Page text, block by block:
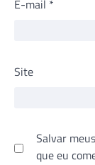
E-mail *
Site
Salvar
que eu